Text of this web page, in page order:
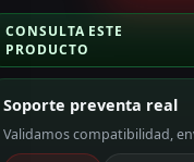
CONSULTA ESTE
PRODUCTO
Soporte preventa real
Validamos compatibilidad,